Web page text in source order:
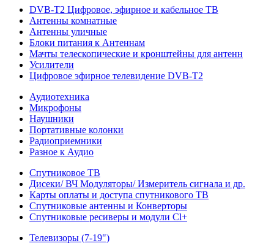
DVB-T2 Цифровое, эфирное и кабельное ТВ
Антенны комнатные
Антенны уличные
Блоки питания к Антеннам
Мачты телескопические и кронштейны для антенн
Усилители
Цифровое эфирное телевидение DVB-Т2
Аудиотехника
Микрофоны
Наушники
Портативные колонки
Радиоприемники
Разное к Аудио
Спутниковое ТВ
Дисеки/ ВЧ Модуляторы/ Измеритель сигнала и др.
Карты оплаты и доступа спутникового ТВ
Спутниковые антенны и Конверторы
Спутниковые ресиверы и модули Cl+
Телевизоры (7-19")